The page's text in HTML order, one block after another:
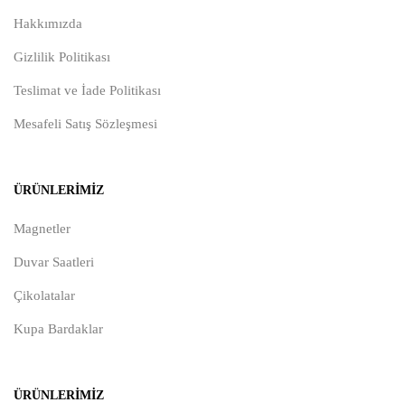
Hakkımızda
Gizlilik Politikası
Teslimat ve İade Politikası
Mesafeli Satış Sözleşmesi
ÜRÜNLERIMIZ
Magnetler
Duvar Saatleri
Çikolatalar
Kupa Bardaklar
ÜRÜNLERIMIZ